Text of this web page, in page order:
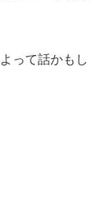
って話かもし